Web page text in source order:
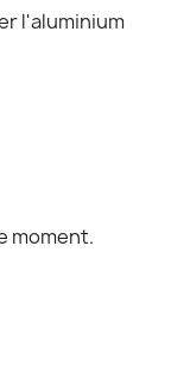
l'aluminium
moment.